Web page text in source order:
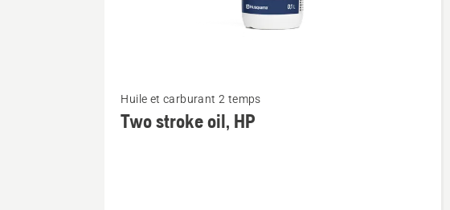
plusHuile et carburant 2 temps
Two stroke oil, HP